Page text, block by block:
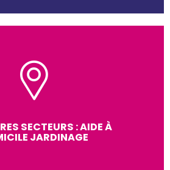
SECTEURS : AIDE À
JARDINAGE